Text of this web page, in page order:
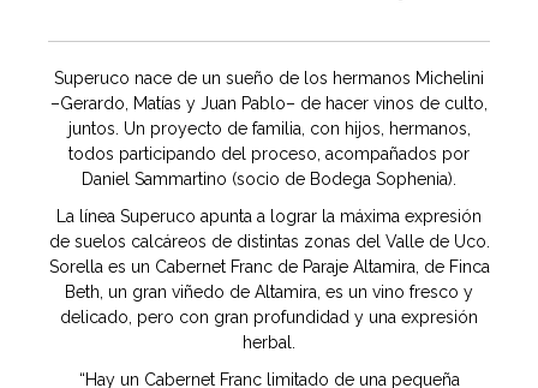
Superuco nace de un sueño de los hermanos Michelini
–Gerardo, Matías y Juan Pablo– de hacer vinos de culto,
juntos. Un proyecto de familia, con hijos, hermanos,
todos participando del proceso, acompañados por
Daniel Sammartino (socio de Bodega Sophenia).
La línea Superuco apunta a lograr la máxima expresión
de suelos calcáreos de distintas zonas del Valle de Uco.
Sorella es un Cabernet Franc de Paraje Altamira, de Finca
Beth, un gran viñedo de Altamira, es un vino fresco y
delicado, pero con gran profundidad y una expresión
herbal.
“Hay un Cabernet Franc limitado de una pequeña